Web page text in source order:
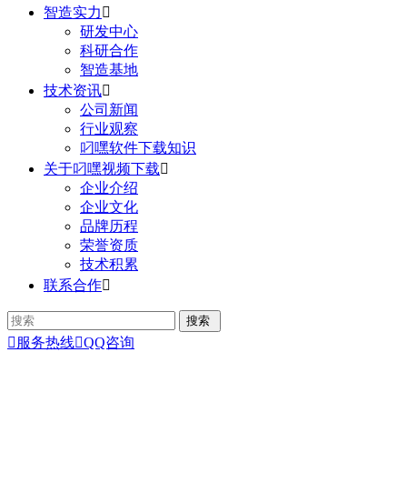
智造实力 
研发中心
科研合作
智造基地
技术资讯
公司新闻
行业观察
叼嘿软件下载知识
关于叼嘿视频下载
企业介绍
企业文化
品牌历程
荣誉资质
技术积累
联系合作
 服务热线QQ咨询